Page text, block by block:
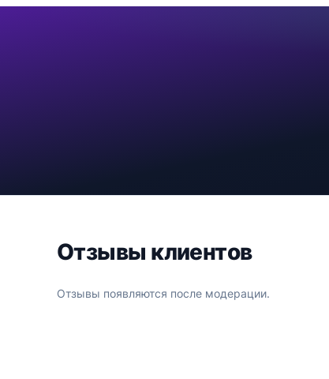
Отзывы клиентов
Отзывы появляются после модерации.